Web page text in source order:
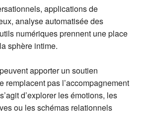
applications de
analyse automatisée des
numériques prennent une place
sphère intime.
apporter un soutien
remplacent pas l’accompagnement
d’explorer les émotions, les
ou les schémas relationnels